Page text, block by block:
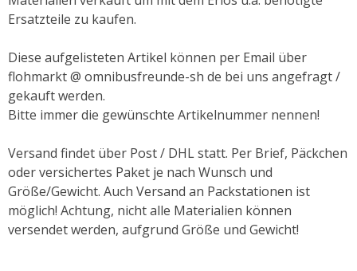
Ersatzteile zu kaufen.
Diese aufgelisteten Artikel können per Email über
flohmarkt @ omnibusfreunde-sh de bei uns angefragt /
gekauft werden.
Bitte immer die gewünschte Artikelnummer nennen!
Versand findet über Post / DHL statt. Per Brief, Päckchen
oder versichertes Paket je nach Wunsch und
Größe/Gewicht. Auch Versand an Packstationen ist
möglich! Achtung, nicht alle Materialien können
versendet werden, aufgrund Größe und Gewicht!